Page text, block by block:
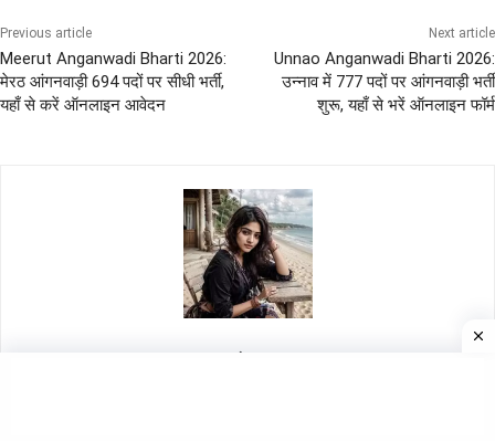
Previous article
Meerut Anganwadi Bharti 2026:
मेरठ आंगनवाड़ी 694 पदों पर सीधी भर्ती,
यहाँ से करें ऑनलाइन आवेदन
Next article
Unnao Anganwadi Bharti 2026:
उन्नाव में 777 पदों पर आंगनवाड़ी भर्ती
शुरू, यहाँ से भरें ऑनलाइन फॉर्म
रज्जो खन्ना